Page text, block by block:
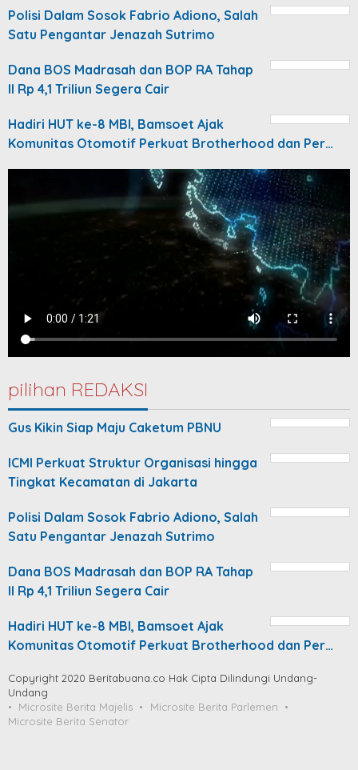
Polisi Dalam Sosok Fabrio Adiono, Salah
Satu Pengantar Jenazah Sutrimo
Dana BOS Madrasah dan BOP RA Tahap
II Rp 4,1 Triliun Segera Cair
Hadiri HUT ke-8 MBI, Bamsoet Ajak
Komunitas Otomotif Perkuat Brotherhood dan Per…
pilihan REDAKSI
Gus Kikin Siap Maju Caketum PBNU
ICMI Perkuat Struktur Organisasi hingga
Tingkat Kecamatan di Jakarta
Polisi Dalam Sosok Fabrio Adiono, Salah
Satu Pengantar Jenazah Sutrimo
Dana BOS Madrasah dan BOP RA Tahap
II Rp 4,1 Triliun Segera Cair
Hadiri HUT ke-8 MBI, Bamsoet Ajak
Komunitas Otomotif Perkuat Brotherhood dan Per…
Copyright 2020 Beritabuana.co Hak Cipta Dilindungi Undang-
Undang
Microsite Berita Majelis
Microsite Berita Parlemen
Microsite Berita Senator